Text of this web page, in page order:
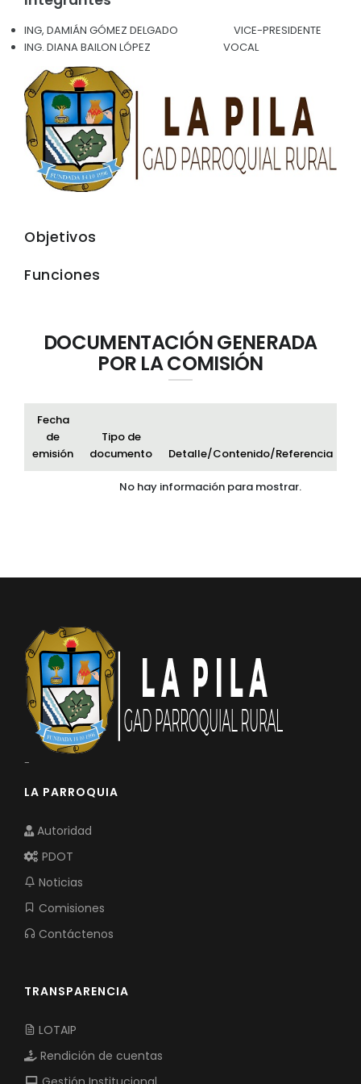
GESTIÓN ADMINISTRATIVA
Plan de desarrollo y Ordenamiento Territorial -
Plan Anual Contratación - PAC
Plan Operativo Anual - POA
Convenios Institucionales
Cédulas presupuestarias y balances
ING, DAMIÁN GÓMEZ DELGADO VICE-PRESIDENTE
ING. DIANA BAILON LÓPEZ VOCAL
Objetivos
Funciones
DOCUMENTACIÓN GENERADA
POR LA COMISIÓN
Fecha
de
emisión
Tipo de
documento
Detalle/Contenido/Referencia
No hay información para mostrar.
-
LA PARROQUIA
Autoridad
PDOT
Noticias
Comisiones
Contáctenos
TRANSPARENCIA
LOTAIP
Rendición de cuentas